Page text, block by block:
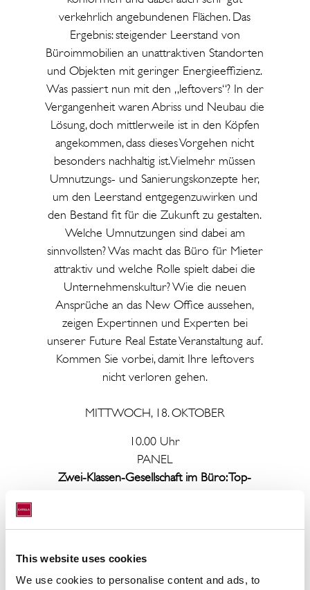
This website uses cookies
We use cookies to personalise content and ads, to
verkehrlich angebundenen Flächen. Das
Ergebnis: steigender Leerstand von
Büroimmobilien an unattraktiven Standorten
und Objekten mit geringer Energieeffizienz.
Was passiert nun mit den „leftovers“? In der
Vergangenheit waren Abriss und Neubau die
Lösung, doch mittlerweile ist in den Köpfen
angekommen, dass dieses Vorgehen nicht
besonders nachhaltig ist. Vielmehr müssen
Umnutzungs- und Sanierungskonzepte her,
um den Leerstand entgegenzuwirken und
den Bestand fit für die Zukunft zu gestalten.
Welche Umnutzungen sind dabei am
sinnvollsten? Was macht das Büro für Mieter
attraktiv und welche Rolle spielt dabei die
Unternehmenskultur? Wie die neuen
Ansprüche an das New Office aussehen,
zeigen Expertinnen und Experten bei
unserer Future Real Estate Veranstaltung auf.
Kommen Sie vorbei, damit Ihre leftovers
nicht verloren gehen.
MITTWOCH, 18. OKTOBER
10.00 Uhr
PANEL
Zwei-Klassen-Gesellschaft im Büro: Top-
Bewegung in die Innenstädte: Wie
verhindert werden?